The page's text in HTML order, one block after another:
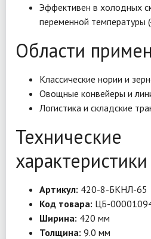
Эффективен в холодных
переменной температуры
Области
Классические нории и
Овощные конвейеры и
Логистика и складские
Технические
характеристики
Артикул: 420-8-БКНЛ-65
Код товара: ЦБ-
Ширина: 420 мм
Толщина: 9.0 мм